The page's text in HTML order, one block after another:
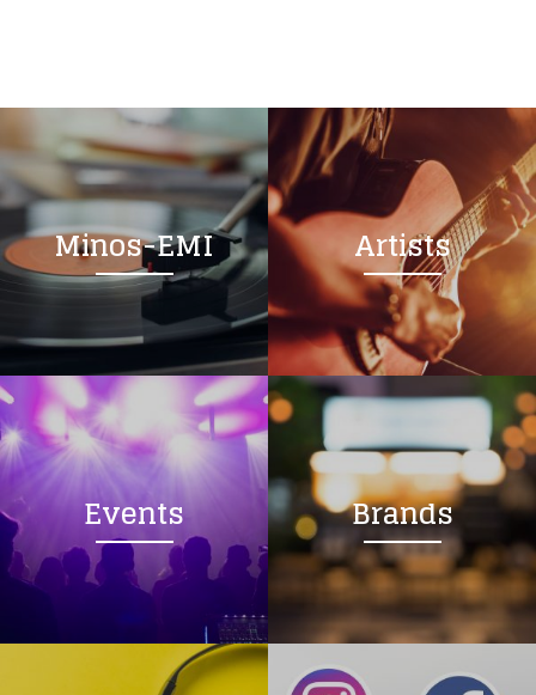
Minos-EMI Artists
Events Brands
Loading your form, please wait...